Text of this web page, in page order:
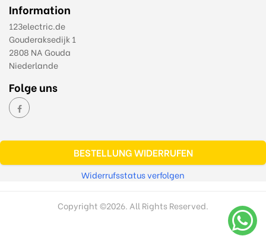
Information
123electric.de
Gouderaksedijk 1
2808 NA Gouda
Niederlande
Folge uns
BESTELLUNG WIDERRUFEN
Widerrufsstatus verfolgen
Copyright ©2026. All Rights Reserved.